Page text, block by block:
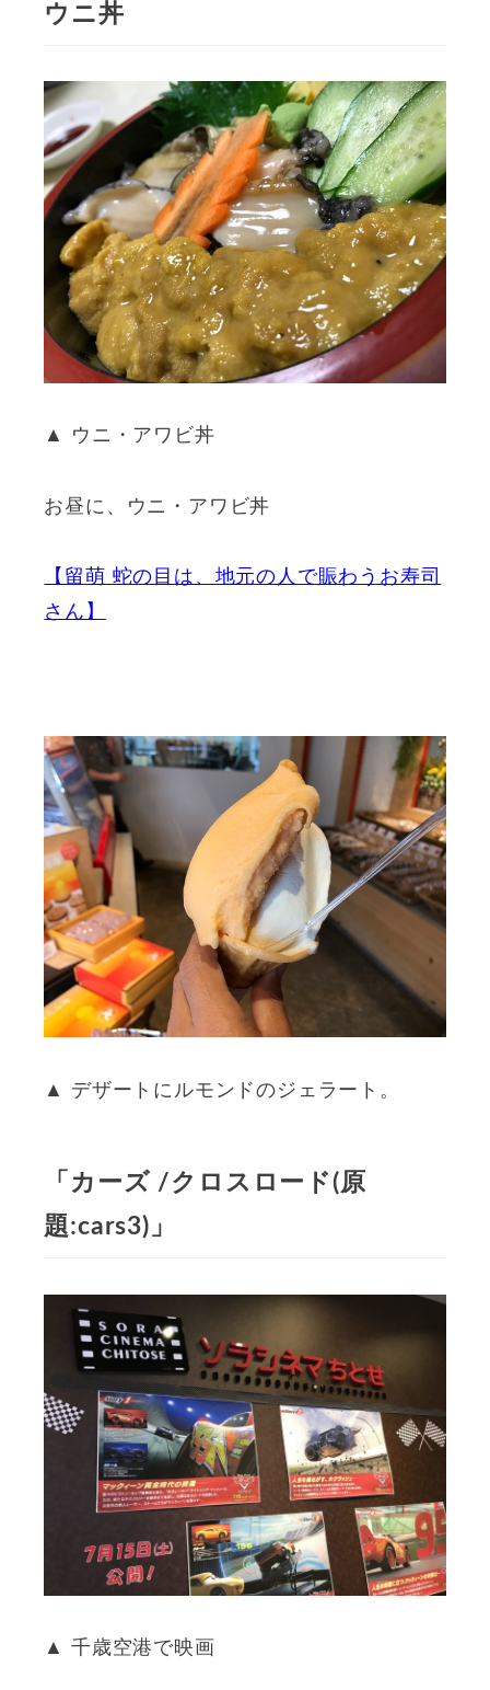
ウニ丼
▲ ウニ・アワビ丼
お昼に、ウニ・アワビ丼
【留萌 蛇の目は、地元の人で賑わうお寿司
さん】
▲ デザートにルモンドのジェラート。
「カーズ /クロスロード(原
題:cars3)」
▲ 千歳空港で映画